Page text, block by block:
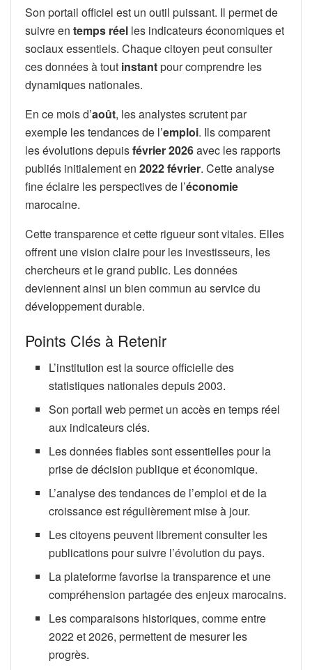
Son portail officiel est un outil puissant. Il permet de
suivre en temps réel les indicateurs économiques et
sociaux essentiels. Chaque citoyen peut consulter
ces données à tout instantpour comprendre les
dynamiques nationales.
En ce mois d’août, les analystes scrutent par
exemple les tendances de l’emploi. Ils comparent
les évolutions depuisfévrier 2026avec les rapports
publiés initialement en 2022 février. Cette analyse
fine éclaire les perspectives de l’économie
marocaine.
Cette transparence et cette rigueur sont vitales. Elles
offrent une vision claire pour les investisseurs, les
chercheurs et le grand public. Les données
deviennent ainsi un bien commun au service du
développement durable.
Points Clés à Retenir
L’institution est la source officielle des
statistiques nationales depuis 2003.
Son portail web permet un accès en temps réel
aux indicateurs clés.
Les données fiables sont essentielles pour la
prise de décision publique et économique.
L’analyse des tendances de l’emploi et de la
croissance est régulièrement mise à jour.
Les citoyens peuvent librement consulter les
publications pour suivre l’évolution du pays.
La plateforme favorise la transparence et une
compréhension partagée des enjeux marocains.
Les comparaisons historiques, comme entre
2022 et 2026, permettent de mesurer les
progrès.